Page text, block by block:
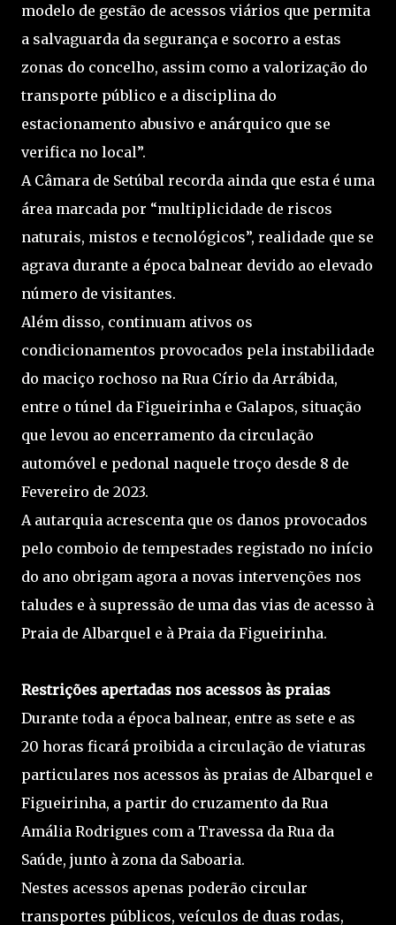
modelo de gestão de acessos viários que permita
a salvaguarda da segurança e socorro a estas
zonas do concelho, assim como a valorização do
transporte público e a disciplina do
estacionamento abusivo e anárquico que se
verifica no local”.
A Câmara de Setúbal recorda ainda que esta é uma
área marcada por “multiplicidade de riscos
naturais, mistos e tecnológicos”, realidade que se
agrava durante a época balnear devido ao elevado
número de visitantes.
Além disso, continuam ativos os
condicionamentos provocados pela instabilidade
do maciço rochoso na Rua Círio da Arrábida,
entre o túnel da Figueirinha e Galapos, situação
que levou ao encerramento da circulação
automóvel e pedonal naquele troço desde 8 de
Fevereiro de 2023.
A autarquia acrescenta que os danos provocados
pelo comboio de tempestades registado no início
do ano obrigam agora a novas intervenções nos
taludes e à supressão de uma das vias de acesso à
Praia de Albarquel e à Praia da Figueirinha.
Restrições apertadas nos acessos às praias
Durante toda a época balnear, entre as sete e as
20 horas ficará proibida a circulação de viaturas
particulares nos acessos às praias de Albarquel e
Figueirinha, a partir do cruzamento da Rua
Amália Rodrigues com a Travessa da Rua da
Saúde, junto à zona da Saboaria.
Nestes acessos apenas poderão circular
transportes públicos, veículos de duas rodas,